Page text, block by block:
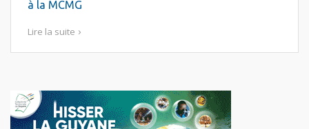
à la MCMG
Lire la suite